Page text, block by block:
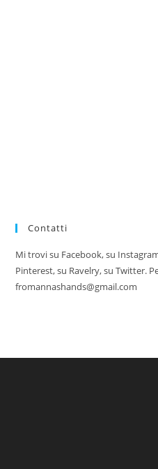
Contatti
Mi trovi su Facebook, su
Pinterest, su Ravelry, su Twitter.
fromannashands@gmail.com